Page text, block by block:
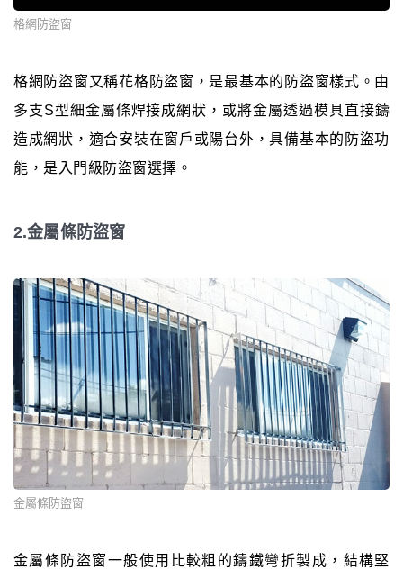
格網防盜窗
格網防盜窗又稱花格防盜窗，是最基本的防盜窗樣式。由
多支S型細金屬條焊接成網狀，或將金屬透過模具直接鑄
造成網狀，適合安裝在窗戶或陽台外，具備基本的防盜功
能，是入門級防盜窗選擇。
2.金屬條防盜窗
金屬條防盜窗
金屬條防盜窗一般使用比較粗的鑄鐵彎折製成，結構堅